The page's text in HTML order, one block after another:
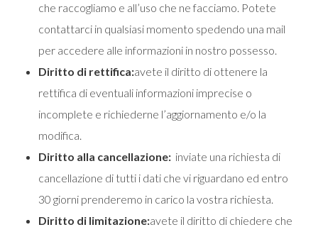
che raccogliamo e all’uso che ne facciamo. Potete
contattarci in qualsiasi momento spedendo una mail
per accedere alle informazioni in nostro possesso.
Diritto di rettifica:avete il diritto di ottenere la
rettifica di eventuali informazioni imprecise o
incomplete e richiederne l’aggiornamento e/o la
modifica.
Diritto alla cancellazione: inviate una richiesta di
cancellazione di tutti i dati che vi riguardano ed entro
30 giorni prenderemo in carico la vostra richiesta.
Diritto di limitazione:avete il diritto di chiedere che